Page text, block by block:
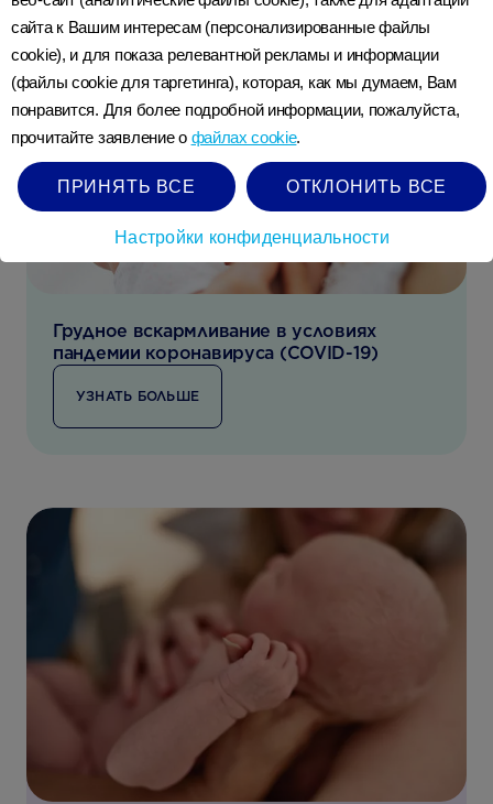
Грудное вскармливание в условиях
пандемии коронавируса (COVID-19)
УЗНАТЬ БОЛЬШЕ
сайта к Вашим интересам (персонализированные файлы
cookie), и для показа релевантной рекламы и информации
(файлы cookie для таргетинга), которая, как мы думаем, Вам
понравится. Для более подробной информации, пожалуйста,
прочитайте заявление о файлах cookie.
ПРИНЯТЬ ВСЕ
ОТКЛОНИТЬ ВСЕ
Настройки конфиденциальности